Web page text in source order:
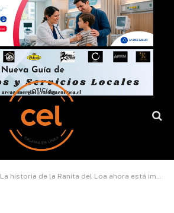
La historia de la Ranita del Loa ahora está impresa en un libro